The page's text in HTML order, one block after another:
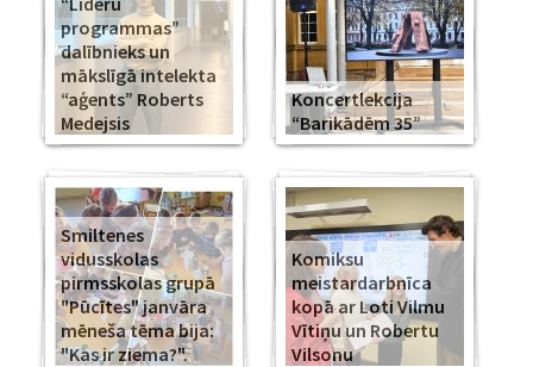
programmas”
dalībnieks un
mākslīgā intelekta
“aģents” Roberts
Medejsis
Koncertlekcija
“Barikādēm 35”
Smiltenes
vidusskolas
pirmsskolas grupā
"Pūcītes" janvāra
mēneša tēma bija:
"Kas ir ziema?".
Komiksu
meistardarbnīca
kopā ar Loti Vilmu
Vītiņu un Robertu
Vilsonu